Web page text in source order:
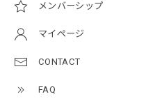
メンバーシップ
マイページ
CONTACT
FAQ